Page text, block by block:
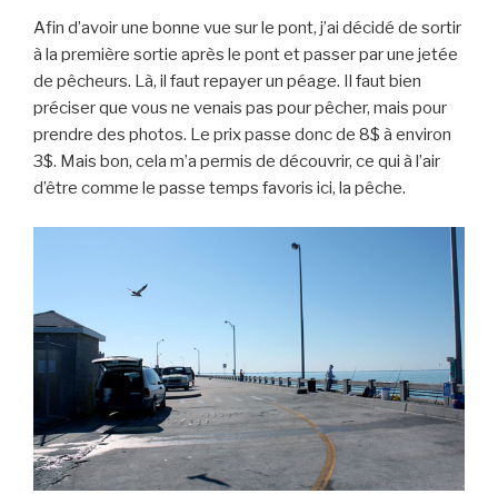
Afin d’avoir une bonne vue sur le pont, j’ai décidé de sortir
à la première sortie après le pont et passer par une jetée
de pêcheurs. Là, il faut repayer un péage. Il faut bien
préciser que vous ne venais pas pour pêcher, mais pour
prendre des photos. Le prix passe donc de 8$ à environ
3$. Mais bon, cela m’a permis de découvrir, ce qui à l’air
d’être comme le passe temps favoris ici, la pêche.